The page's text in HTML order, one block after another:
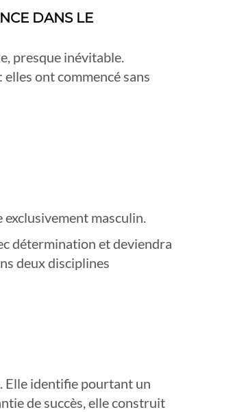
DANS LE
presque inévitable.
ont commencé sans
masculin.
détermination et deviendra
deux disciplines
Elle identifie pourtant un
de succès, elle construit